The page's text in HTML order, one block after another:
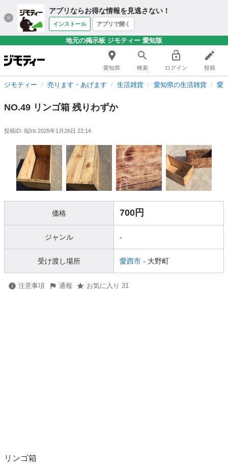
アプリならお得な情報を見逃さない！
インストール アプリで開く
地元の掲示板 ジモティー 愛知版
愛知県 検索 ログイン 投稿
ジモティー 売ります・あげます 生活雑貨 愛知県の生活雑貨 愛
NO.49 リンゴ箱 残りわずか
投稿ID: 9j2rb 2025年1月26日 22:14
価格 700円
ジャンル -
受け渡し場所 愛西市 - 大野町
注意事項 通報 お気に入り 31
リンゴ箱